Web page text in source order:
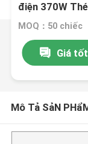
điện 370W
MOQ：50 chiếc
Giá
Mô Tả SảN